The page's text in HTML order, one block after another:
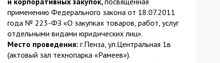
применению Федерального закона от 18.07.2011
года № 223-ФЗ «О закупках товаров, работ, услуг
отдельными видами юридических лиц».
Место проведения: г.Пенза, ул.Центральная 1в
(актовый зал технопарка «Рамеев»).